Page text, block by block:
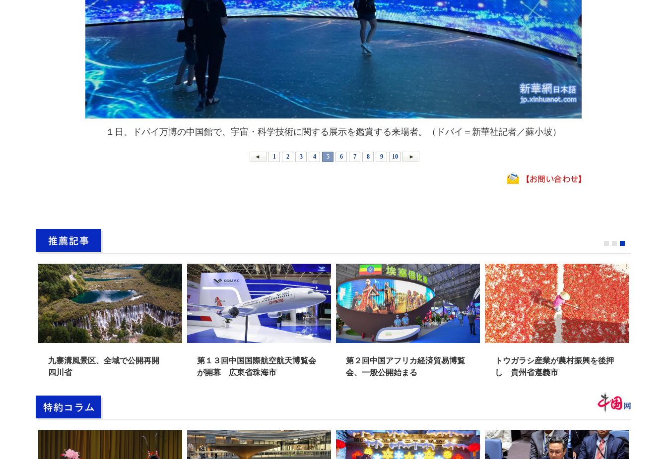
１日、ドバイ万博の中国館で、宇宙・科学技術に関する展示を鑑賞する来場者。（ドバイ＝新華社記者／蘇小坡）
1 2 3 4 5 6 7 8 9 10
九寨溝風景区、全域で公開再開
四川省
第１３回中国国際航空航天博覧会
が開幕 広東省珠海市
第２回中国アフリカ経済貿易博覧
会、一般公開始まる
トウガラシ産業が農村振興を後押
し 貴州省遵義市